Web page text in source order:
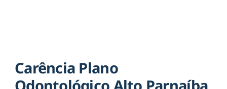
Carência Plano
Odontológico Alto Parnaíba